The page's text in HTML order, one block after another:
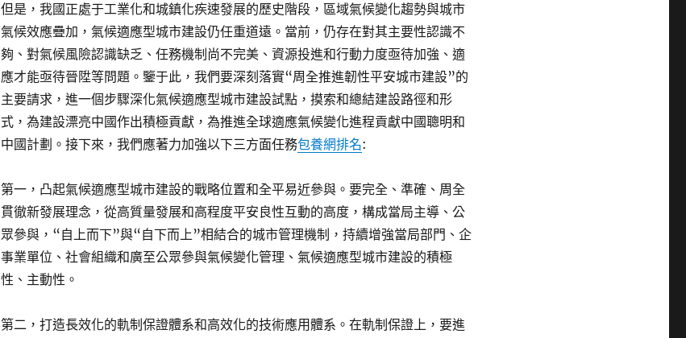
但是，我國正處于工業化和城鎮化疾速發展的歷史階段，區域氣候變化趨勢與城市
氣候效應疊加，氣候適應型城市建設仍任重道遠。當前，仍存在對其主要性認識不
夠、對氣候風險認識缺乏、任務機制尚不完美、資源投進和行動力度亟待加強、適
應才能亟待晉陞等問題。鑒于此，我們要深刻落實“周全推進韌性平安城市建設”的
主要請求，進一個步驟深化氣候適應型城市建設試點，摸索和總結建設路徑和形
式，為建設漂亮中國作出積極貢獻，為推進全球適應氣候變化進程貢獻中國聰明和
中國計劃。接下來，我們應著力加強以下三方面任務包養網排名:
第一，凸起氣候適應型城市建設的戰略位置和全平易近參與。要完全、準確、周全
貫徹新發展理念，從高質量發展和高程度平安良性互動的高度，構成當局主導、公
眾參與，“自上而下”與“自下而上”相結合的城市管理機制，持續增強當局部門、企
事業單位、社會組織和廣至公眾參與氣候變化管理、氣候適應型城市建設的積極
性、主動性。
第二，打造長效化的軌制保證體系和高效化的技術應用體系。在軌制保證上，要進